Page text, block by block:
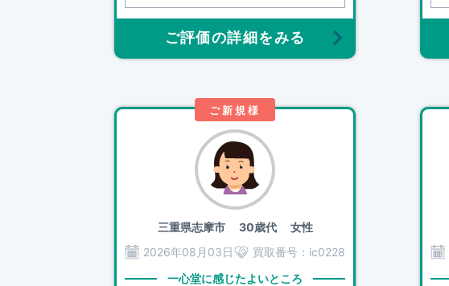
ご評価の詳細をみる
ご新規様
三重県志摩市30歳代 女性
2026年08月03日
買取番号： ic0228
一心堂に感じたよいところ